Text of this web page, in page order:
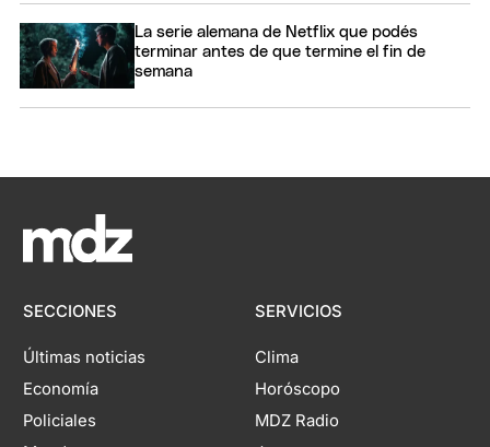
La serie alemana de Netflix que podés
terminar antes de que termine el fin de
semana
SECCIONES
Últimas noticias
Economía
Policiales
SERVICIOS
Clima
Horóscopo
MDZ Radio